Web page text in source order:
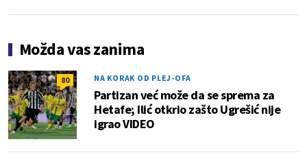
Možda vas zanima
80 NA KORAK OD PLEJ-OFA
Partizan već može da se sprema za
Hetafe; Ilić otkrio zašto Ugrešić nije
igrao VIDEO